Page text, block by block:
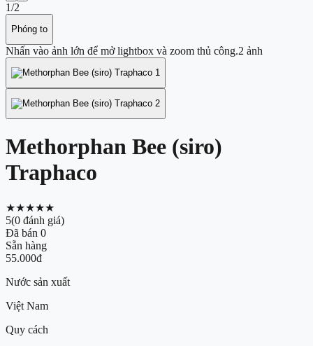
1/2
Phóng to
Nhấn vào ảnh lớn để mở lightbox và zoom thủ công.2 ảnh
Methorphan Bee (siro)
Traphaco
★★★★★
5(0 đánh giá)
Đã bán 0
Sẵn hàng
55.000đ
Nước sản xuất
Việt Nam
Quy cách